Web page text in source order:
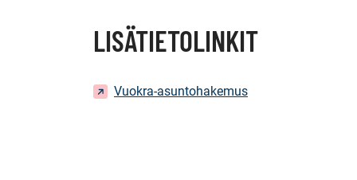
LISÄTIETOLINKIT
Vuokra-asuntohakemus